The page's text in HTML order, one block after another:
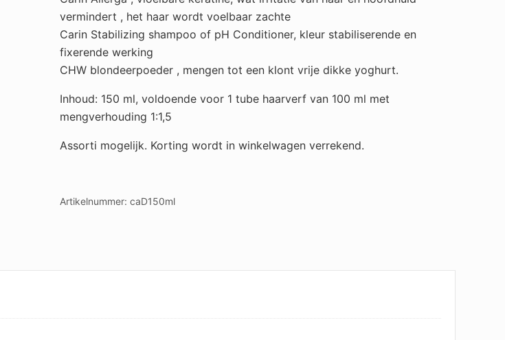
vermindert , het haar wordt voelbaar zachte
Carin Stabilizing shampoo of pH Conditioner, kleur stabiliserende en
fixerende werking
CHW blondeerpoeder , mengen tot een klont vrije dikke yoghurt.
Inhoud: 150 ml, voldoende voor 1 tube haarverf van 100 ml met
mengverhouding 1:1,5
Assorti mogelijk. Korting wordt in winkelwagen verrekend.
Artikelnummer: caD150ml